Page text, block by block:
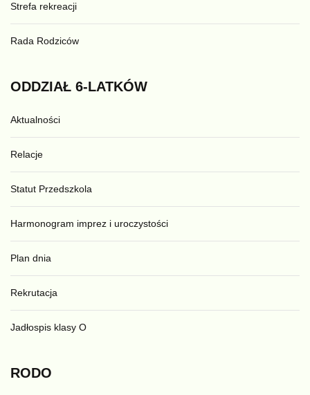
Strefa rekreacji
Rada Rodziców
ODDZIAŁ 6-LATKÓW
Aktualności
Relacje
Statut Przedszkola
Harmonogram imprez i uroczystości
Plan dnia
Rekrutacja
Jadłospis klasy O
RODO